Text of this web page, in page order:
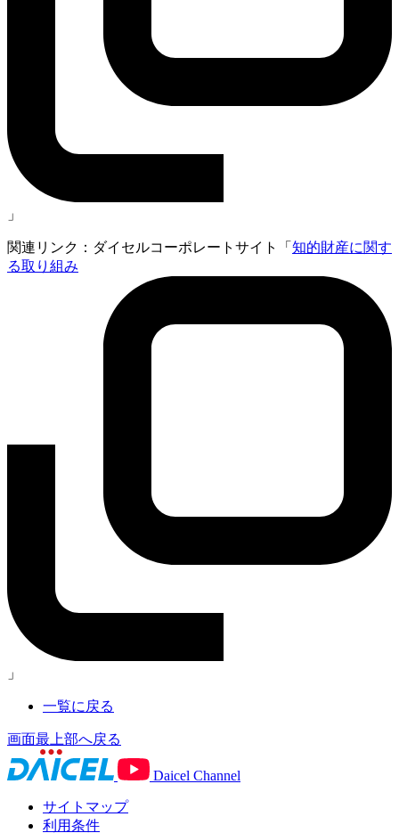
」
関連リンク：ダイセルコーポレートサイト「 知的財産に関す
る取り組み
」
一覧に戻る
画面最上部へ戻る
Daicel Channel
サイトマップ
利用条件